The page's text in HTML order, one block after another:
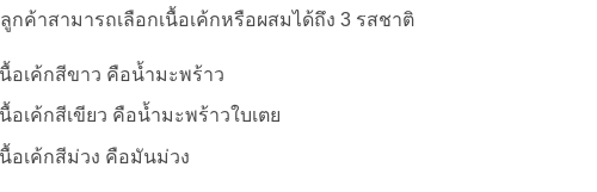
กค้าสามารถเลือกเนื้อเค้กหรือผสมได้ถึง 3 รสชาติ
นื้อเค้กสีขาว คือน้ำมะพร้าว
นื้อเค้กสีเขียว คือน้ำมะพร้าวใบเตย
นื้อเค้กสีม่วง คือมันม่วง